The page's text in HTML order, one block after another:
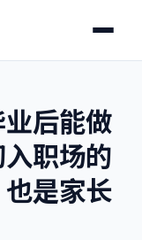
后能做
职场的
是家长